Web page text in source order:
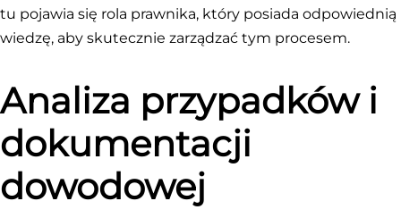
tu pojawia się rola prawnika, który posiada odpowiednią
wiedzę, aby skutecznie zarządzać tym procesem.
Analiza przypadków i
dokumentacji
dowodowej